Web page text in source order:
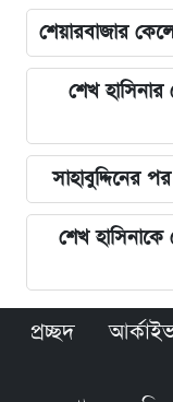
শেয়ারবাজার
শেখ
সাহাবুদ্দিনের
শেখ হাসিনাকে
প্রচ্ছদ